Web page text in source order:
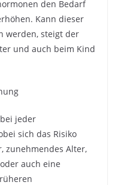
den Bedarf
Kann dieser
werden, steigt der
und auch beim Kind
jeder
sich das Risiko
zunehmendes Alter,
auch eine